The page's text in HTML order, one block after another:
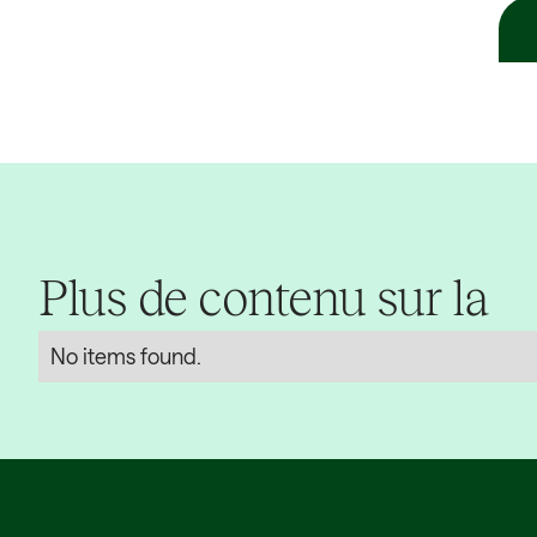
Plus de contenu sur la
No items found.